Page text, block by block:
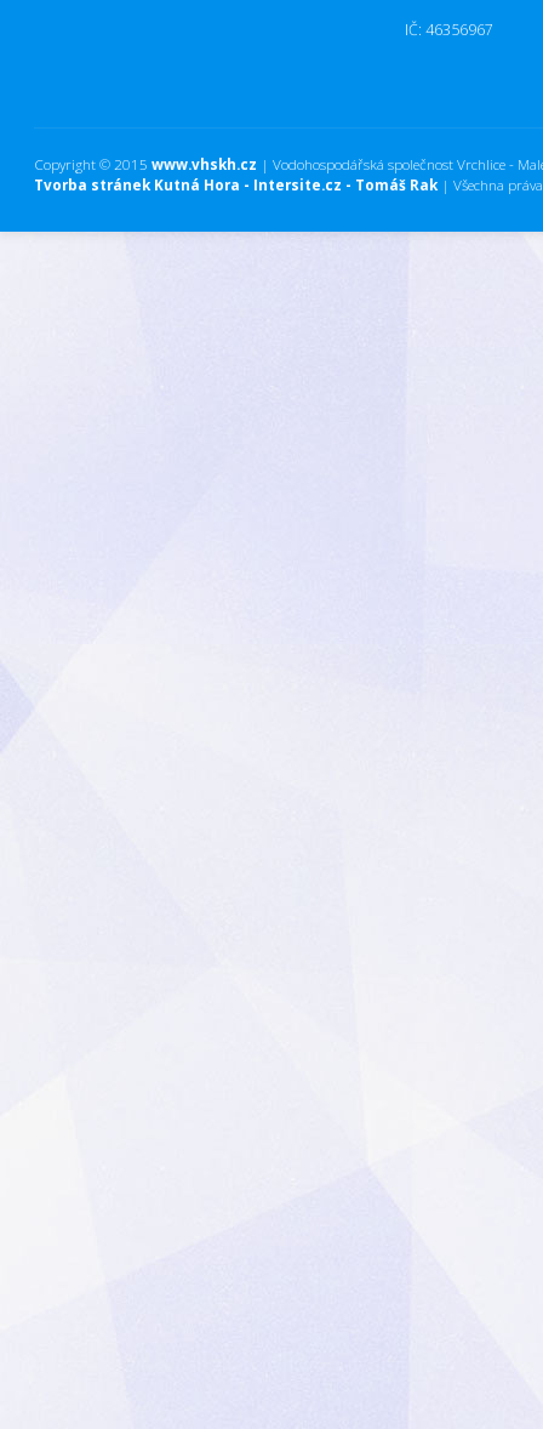
IČ: 46356967
Copyright © 2015 www.vhskh.cz | Vodohospodářská společnost Vrchlice -
Tvorba stránek Kutná Hora - Intersite.cz - Tomáš Rak | Všechna